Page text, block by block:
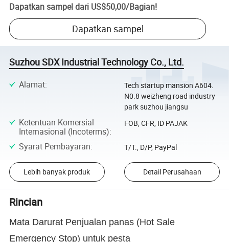
Dapatkan sampel dari US$50,00/Bagian!
Dapatkan sampel
Suzhou SDX Industrial Technology Co., Ltd.
Alamat:
Tech startup mansion A604.
N0.8 weizheng road industry
park suzhou jiangsu
Ketentuan Komersial
Internasional (Incoterms):
FOB, CFR, ID PAJAK
Syarat Pembayaran: T/T., D/P, PayPal
Lebih banyak produk Detail Perusahaan
Rincian
Mata Darurat Penjualan panas (Hot Sale
Emergency Stop) untuk pesta